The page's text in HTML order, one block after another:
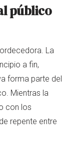
público
La
a fin,
forma parte del
Mientras la
con los
repente entre